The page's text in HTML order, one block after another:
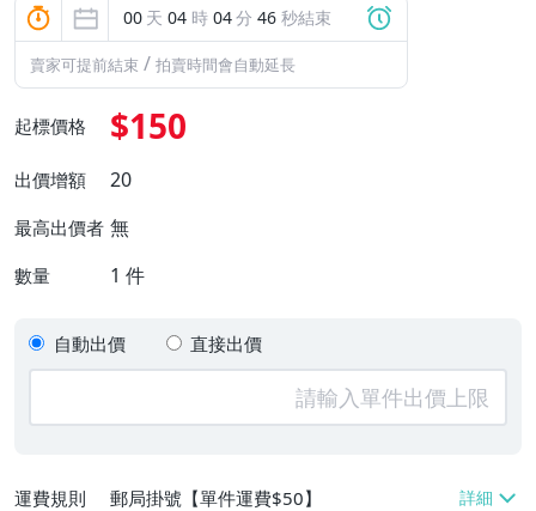
00 天 04 時 04分 45 秒結束
賣家可提前結束 / 拍賣時間會自動延長
起標價格 $150
出價增額 20
最高出價者 無
數量 1 件
自動出價 直接出價
運費規則
郵局掛號【單件運費$50】